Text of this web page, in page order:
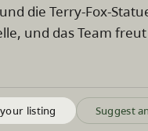
die Terry-Fox-
und das Team
listing Suggest